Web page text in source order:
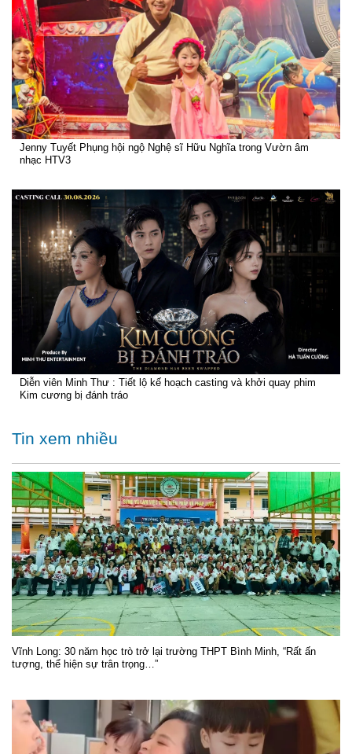
Jenny Tuyết Phụng hội ngộ Nghệ sĩ Hữu Nghĩa trong Vườn âm
nhạc HTV3
Diễn viên Minh Thư : Tiết lộ kế hoạch casting và khởi quay phim
Kim cương bị đánh tráo
Tin xem nhiều
Vĩnh Long: 30 năm học trò trở lại trường THPT Bình Minh, “Rất ấn
tượng, thể hiện sự trân trọng…”